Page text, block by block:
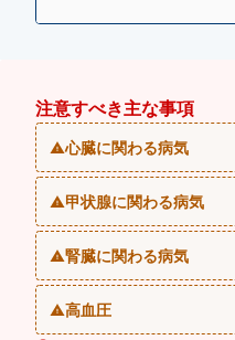
注意すべき主な事項
心臓に関わる病気
甲状腺に関わる病気
腎臓に関わる病気
高血圧